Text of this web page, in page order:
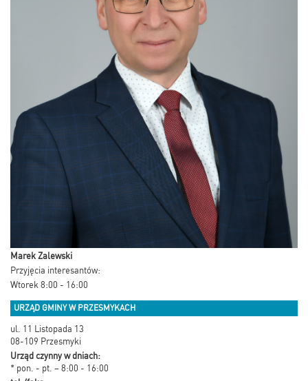
Marek Zalewski
Przyjęcia interesantów:
Wtorek 8:00 - 16:00
URZĄD GMINY W PRZESMYKACH
ul. 11 Listopada 13
08-109 Przesmyki
Urząd czynny w dniach:
* pon. - pt. – 8:00 - 16:00